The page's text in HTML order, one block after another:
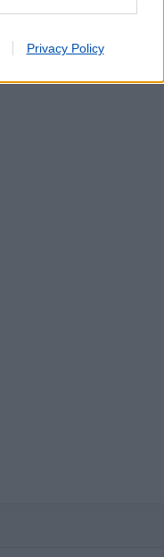
Privacy Policy